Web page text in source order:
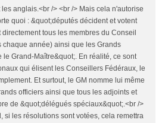
les anglais.<br /> <br /> Mais cela n'autorise
quoi : &quot;députés décident et votent
tous les membres du Conseil
chaque année) ainsi que les Grands
le Grand-Maître&quot;. En réalité, ce sont
qui élisent les Conseillers Fédéraux, le
Et surtout, le GM nomme lui même
officiers ainsi que tous les adjoints et
de &quot;délégués spéciaux&quot;.<br />
si les résolutions sont votées, cela remettra